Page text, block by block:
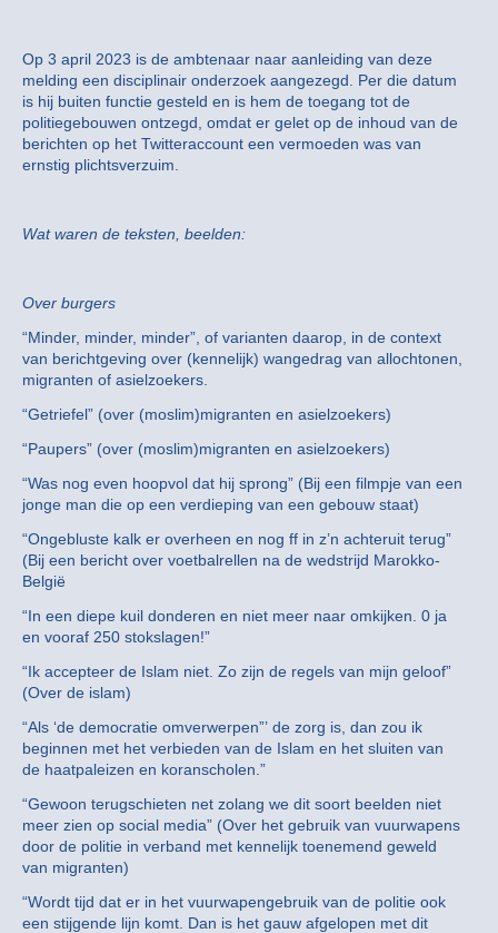
Op 3 april 2023 is de ambtenaar naar aanleiding van deze
melding een disciplinair onderzoek aangezegd. Per die datum
is hij buiten functie gesteld en is hem de toegang tot de
politiegebouwen ontzegd, omdat er gelet op de inhoud van de
berichten op het Twitteraccount een vermoeden was van
ernstig plichtsverzuim.
Wat waren de teksten, beelden:
Over burgers
“Minder, minder, minder”, of varianten daarop, in de context
van berichtgeving over (kennelijk) wangedrag van allochtonen,
migranten of asielzoekers.
“Getriefel” (over (moslim)migranten en asielzoekers)
“Paupers” (over (moslim)migranten en asielzoekers)
“Was nog even hoopvol dat hij sprong” (Bij een filmpje van een
jonge man die op een verdieping van een gebouw staat)
“Ongebluste kalk er overheen en nog ff in z’n achteruit terug”
(Bij een bericht over voetbalrellen na de wedstrijd Marokko-
België
“In een diepe kuil donderen en niet meer naar omkijken. 0 ja
en vooraf 250 stokslagen!”
“Ik accepteer de Islam niet. Zo zijn de regels van mijn geloof”
(Over de islam)
“Als ‘de democratie omverwerpen”’ de zorg is, dan zou ik
beginnen met het verbieden van de Islam en het sluiten van
de haatpaleizen en koranscholen.”
“Gewoon terugschieten net zolang we dit soort beelden niet
meer zien op social media” (Over het gebruik van vuurwapens
door de politie in verband met kennelijk toenemend geweld
van migranten)
“Wordt tijd dat er in het vuurwapengebruik van de politie ook
een stijgende lijn komt. Dan is het gauw afgelopen met dit